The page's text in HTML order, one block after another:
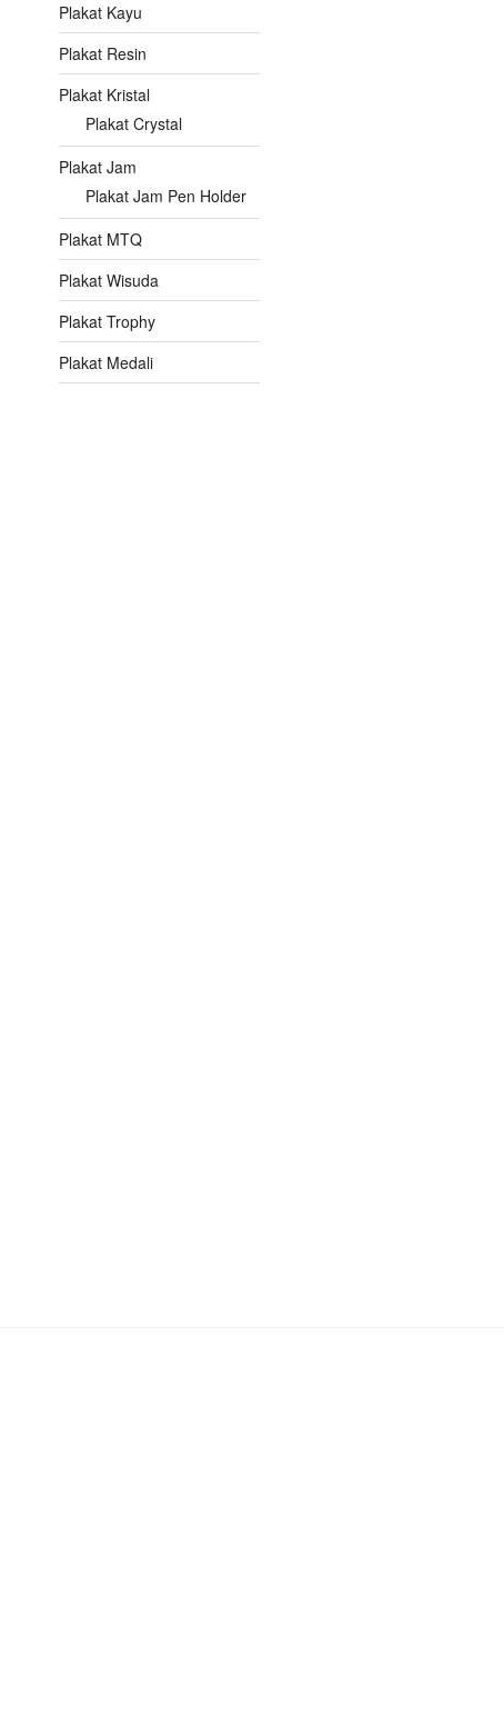
Plakat Kayu
Plakat Resin
Plakat Kristal
Plakat Crystal
Plakat Jam
Plakat Jam Pen Holder
Plakat MTQ
Plakat Wisuda
Plakat Trophy
Plakat Medali